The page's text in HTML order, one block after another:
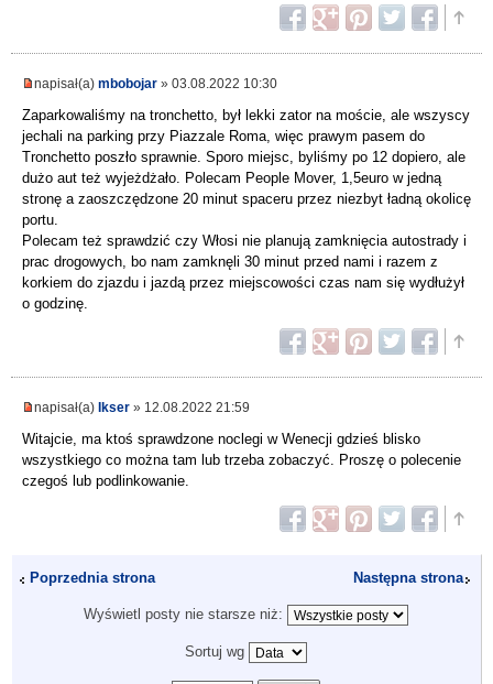
napisał(a) mbobojar » 03.08.2022 10:30
Zaparkowaliśmy na tronchetto, był lekki zator na moście, ale wszyscy
jechali na parking przy Piazzale Roma, więc prawym pasem do
Tronchetto poszło sprawnie. Sporo miejsc, byliśmy po 12 dopiero, ale
dużo aut też wyjeżdżało. Polecam People Mover, 1,5euro w jedną
stronę a zaoszczędzone 20 minut spaceru przez niezbyt ładną okolicę
portu.
Polecam też sprawdzić czy Włosi nie planują zamknięcia autostrady i
prac drogowych, bo nam zamknęli 30 minut przed nami i razem z
korkiem do zjazdu i jazdą przez miejscowości czas nam się wydłużył
o godzinę.
napisał(a) Ikser » 12.08.2022 21:59
Witajcie, ma ktoś sprawdzone noclegi w Wenecji gdzieś blisko
wszystkiego co można tam lub trzeba zobaczyć. Proszę o polecenie
czegoś lub podlinkowanie.
Poprzednia strona Następna strona
Wyświetl posty nie starsze niż:
Sortuj wg